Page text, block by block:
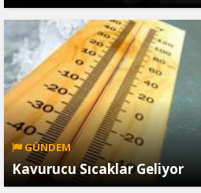
GÜNDEM
Kavurucu Sıcaklar Geliyor